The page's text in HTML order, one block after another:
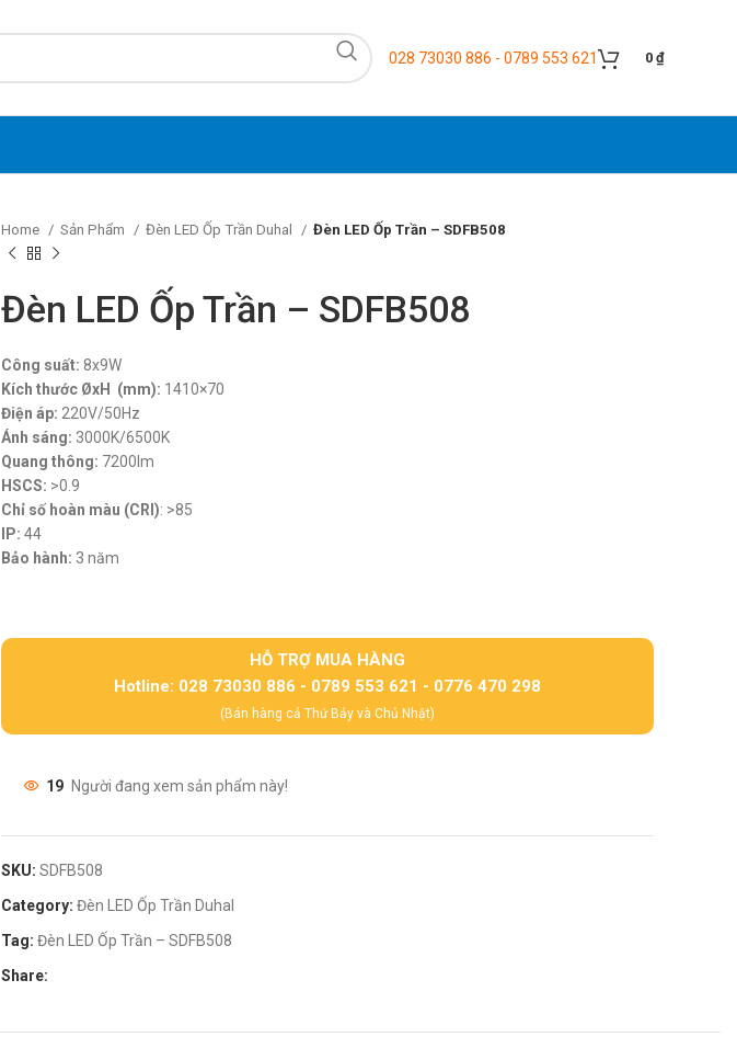
028 73030 886 - 0789 553 621 0 ₫
Home Sản Phẩm Đèn LED Ốp Trần Duhal Đèn LED Ốp Trần – SDFB508
Đèn LED Ốp Trần – SDFB508
Công suất: 8x9W
Kích thước ØxH (mm): 1410×70
Điện áp: 220V/50Hz
Ánh sáng: 3000K/6500K
Quang thông: 7200lm
HSCS: >0.9
Chỉ số hoàn màu (CRI): >85
IP: 44
Bảo hành: 3 năm
HỖ TRỢ MUA HÀNG
Hotline: 028 73030 886 - 0789 553 621 - 0776 470 298
(Bán hàng cả Thứ Bảy và Chủ Nhật)
19 Người đang xem sản phẩm này!
SKU: SDFB508
Category: Đèn LED Ốp Trần Duhal
Tag: Đèn LED Ốp Trần – SDFB508
Share: